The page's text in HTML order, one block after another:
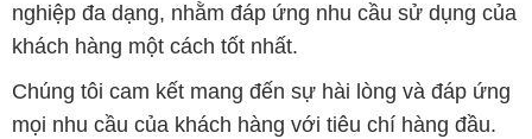
nghiệp đa dạng, nhằm đáp ứng nhu cầu sử dụng của
khách hàng một cách tốt nhất.
Chúng tôi cam kết mang đến sự hài lòng và đáp ứng
mọi nhu cầu của khách hàng với tiêu chí hàng đầu.